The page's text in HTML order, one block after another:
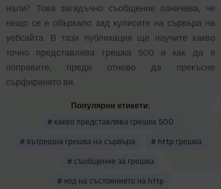
нали? Това загадъчно съобщение означава, че
нещо се е объркало зад кулисите на сървъра на
уебсайта. В тази публикация ще научите какво
точно представлява грешка 500 и как да я
поправите, преди отново да прекъсне
сърфирането ви.
Популярни етикети:
# какво представлява грешка 500
# вътрешна грешка на сървъра # http грешка
# съобщение за грешка
# код на състоянието на http